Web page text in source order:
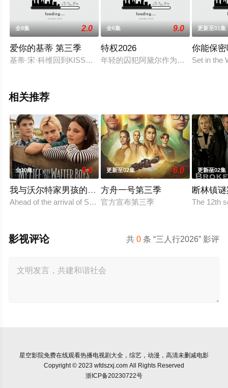
全8集 2.0
爱你的基蒂 第三季
基蒂·宋·科维回到KISS学校，迎来她的毕业学年，并且已经规划
全6集 9.0
特权2026
年轻的囚犯阿黛尔作为提前获释协议
更新至01集
你能保
Set in the
相关推荐
全10集 9.0
我与沃尔特家男孩的生活第三季
Ahead of the arrival of Season 2, Netflix
更新至02集 6.0
方舟一号第三季
官方宣布第三季
更新至02集
断林镇
The 12th
共0 条 “三人行2026” 影评
影视评论
星空影院免费在线观看热播电视剧大全，综艺，动漫，高清未删减电影
Copyright © 2023 wfdszxj.com All Rights Reserved
浙ICP备20230722号